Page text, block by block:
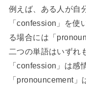
例えば、ある人が自
「confession」を使
る場合には「
二つの単語はいずれ
「confession」は感
「pronouncement」